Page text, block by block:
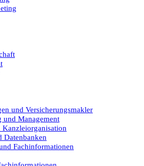
und Versicherungsmakler
und Management
Datenbanken
Fachinformationen